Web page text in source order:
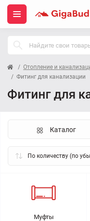
Отопление и
Фитинг для канализации
Фитинг для
Каталог
Муфты